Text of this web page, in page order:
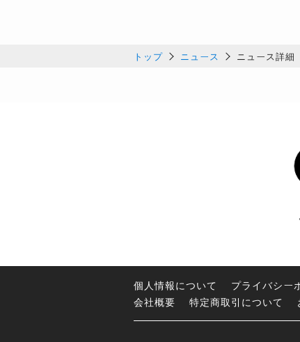
トップ ニュース ニュース詳細
個人情報について プライバシー
会社概要
特定商取引について